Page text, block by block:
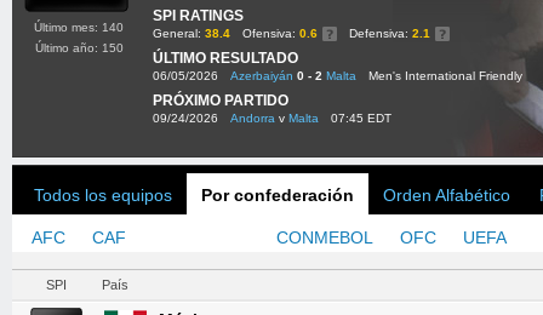
SPI RATINGS
General: 38.4 Ofensiva: 0.6 Defensiva: 2.1
ÚLTIMO RESULTADO
06/05/2026 Azerbaiyán 0 - 2 Malta Men's International Friendly
PRÓXIMO PARTIDO
09/24/2026 Andorra v Malta 07:45 EDT
Último mes: 140
Último año: 150
Todos los equipos Por confederación Orden Alfabético
AFC CAF CONMEBOL OFC UEFA
SPI País